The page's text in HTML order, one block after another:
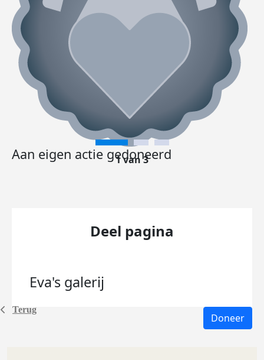
Terug
Aan eigen actie gedoneerd
1 van 3
Deel pagina
Eva's galerij
Doneer